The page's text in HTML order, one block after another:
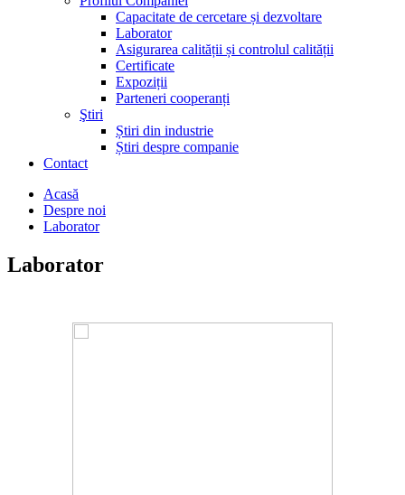
Capacitate de cercetare și dezvoltare
Laborator
Asigurarea calității și controlul calității
Certificate
Expoziții
Parteneri cooperanți
Ştiri
Știri din industrie
Știri despre companie
Contact
Acasă
Despre noi
Laborator
Laborator